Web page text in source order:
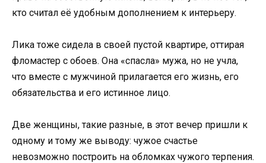
кто считал её удобным дополнением к интерьеру.
Лика тоже сидела в своей пустой квартире, оттирая
фломастер с обоев. Она «спасла» мужа, но не учла,
что вместе с мужчиной прилагается его жизнь, его
обязательства и его истинное лицо.
Две женщины, такие разные, в этот вечер пришли к
одному и тому же выводу: чужое счастье
невозможно построить на обломках чужого терпения.